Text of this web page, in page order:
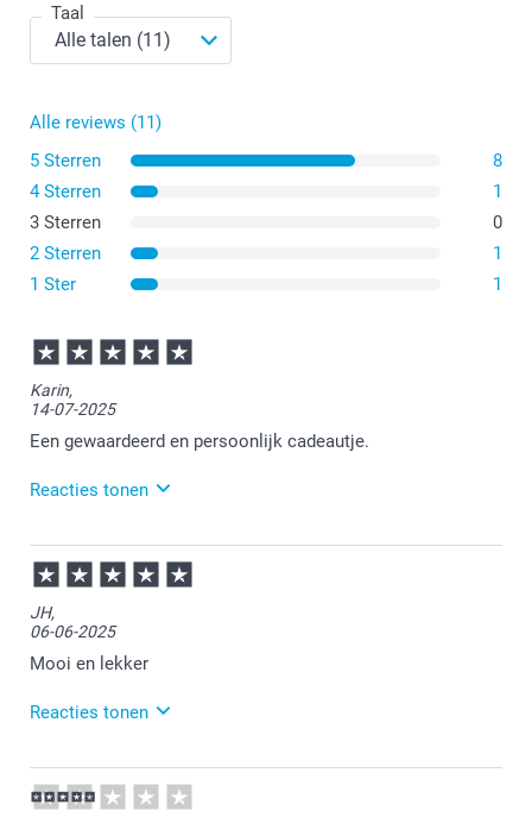
Taal
Alle reviews (11)
5 Sterren
8
4 Sterren
1
3 Sterren
0
2 Sterren
1
1 Ster
1
Karin,
14-07-2025
Een gewaardeerd en persoonlijk cadeautje.
Reacties tonen
15-07-2025
13:30
Bedankt voor je review. Wat leuk dat je bij ons
leuk om cadeau te geven. Eet smakelijk voor de
ontvanger!
JH,
06-06-2025
Mooi en lekker
Reacties tonen
10-06-2025
16:13
Bedankt voor je review. Leuk om te horen dat je bij